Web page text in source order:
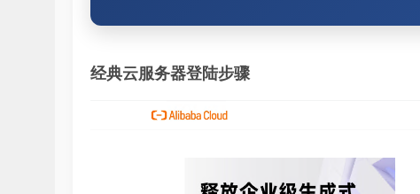
经典云服务器登陆步骤